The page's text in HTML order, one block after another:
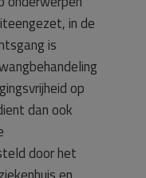
in de
is
op
dan ook
door het